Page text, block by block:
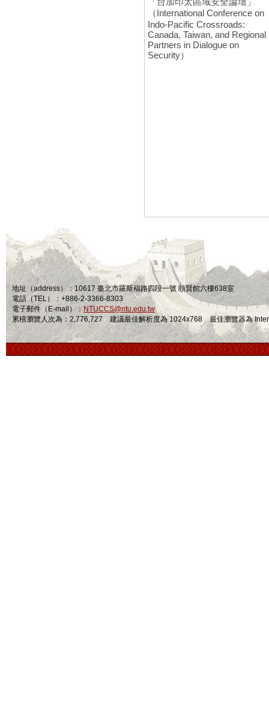
（International Conference on
Indo-Pacific Crossroads:
Canada, Taiwan, and Regional
Partners in Dialogue on
Security）
地址（address）：10617 臺北市羅斯福路四段一號 頤賢館六樓638室
電話（TEL）：+886-2-3366-8303
電子郵件（E-mail）： NTUCCS@ntu.edu.tw
累積瀏覽人次為：2,776,727 建議最佳解析度為 1024x768 最佳瀏覽器為